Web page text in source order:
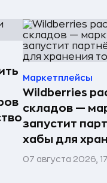
Маркетплейсы
Wildberries
складов —
запустит
хабы для
07 августа 2026,